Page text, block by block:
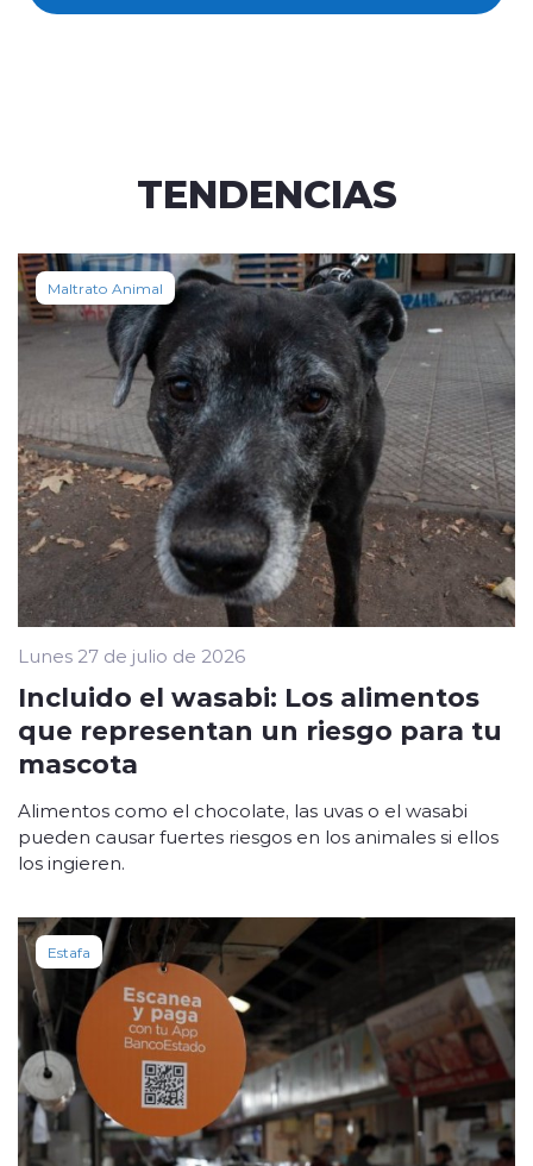
TENDENCIAS
Maltrato Animal
Lunes 27 de julio de 2026
Incluido el wasabi: Los alimentos
que representan un riesgo para tu
mascota
Alimentos como el chocolate, las uvas o el wasabi
pueden causar fuertes riesgos en los animales si ellos
los ingieren.
Estafa